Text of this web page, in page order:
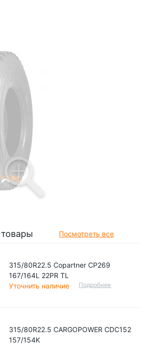
Посмотреть все
315/80R22.5 Copartner CP269
167/164L 22PR TL
Уточнить наличие
Подробнее
315/80R22.5 CARGOPOWER CDC152
157/154K